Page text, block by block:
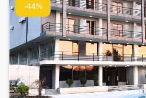
-44%